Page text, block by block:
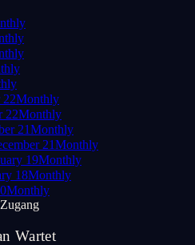
22Monthly
22Monthly
21Monthly
21Monthly
19Monthly
18Monthly
Monthly
Wartet